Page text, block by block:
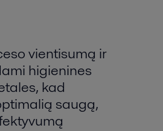
vientisumą ir
higienines
kad
saugą,